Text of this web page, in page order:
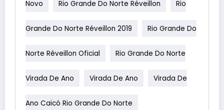
Novo Rio Grande Do Norte Réveillon Rio
Grande Do Norte Réveillon 2019 Rio Grande Do
Norte Réveillon Oficial Rio Grande Do Norte
Virada De Ano Virada De Ano Virada De
Ano Caicó Rio Grande Do Norte